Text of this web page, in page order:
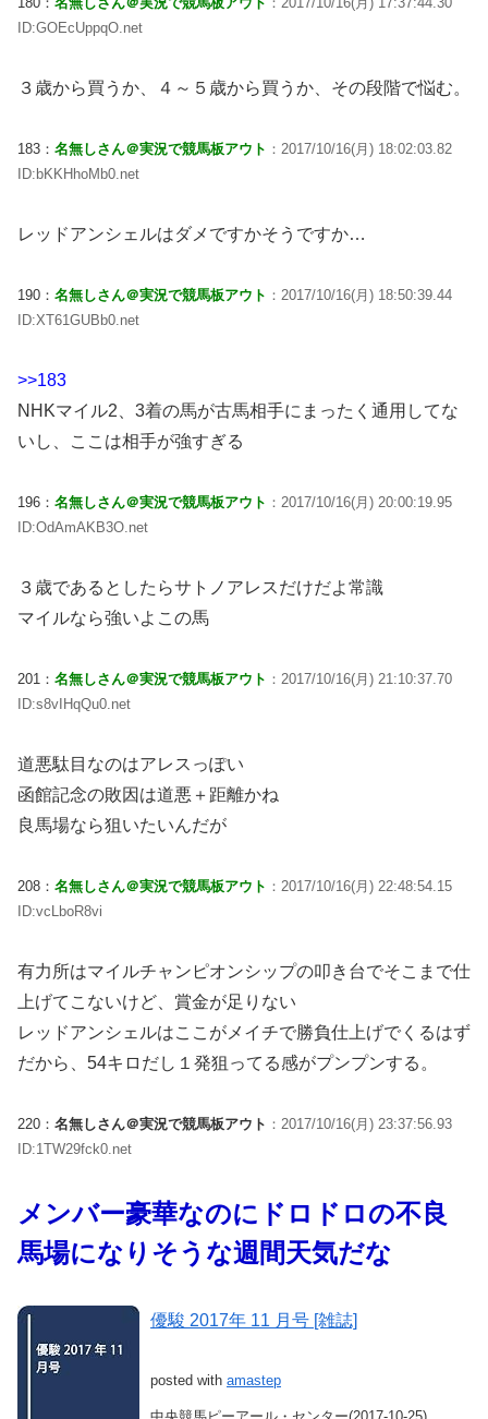
ID:GOEcUppqO.net
３歳から買うか、４～５歳から買うか、その段階で悩む。
183： 名無しさん＠実況で競馬板アウト ：2017/10/16(月) 18:02:03.82
ID:bKKHhoMb0.net
レッドアンシェルはダメですかそうですか…
190： 名無しさん＠実況で競馬板アウト ：2017/10/16(月) 18:50:39.44
ID:XT61GUBb0.net
>>183
NHKマイル2、3着の馬が古馬相手にまったく通用してな
いし、ここは相手が強すぎる
196： 名無しさん＠実況で競馬板アウト ：2017/10/16(月) 20:00:19.95
ID:OdAmAKB3O.net
３歳であるとしたらサトノアレスだけだよ常識
マイルなら強いよこの馬
201： 名無しさん＠実況で競馬板アウト ：2017/10/16(月) 21:10:37.70
ID:s8vIHqQu0.net
道悪駄目なのはアレスっぽい
函館記念の敗因は道悪＋距離かね
良馬場なら狙いたいんだが
208： 名無しさん＠実況で競馬板アウト ：2017/10/16(月) 22:48:54.15
ID:vcLboR8vi
有力所はマイルチャンピオンシップの叩き台でそこまで仕
上げてこないけど、賞金が足りない
レッドアンシェルはここがメイチで勝負仕上げでくるはず
だから、54キロだし１発狙ってる感がプンプンする。
220： 名無しさん＠実況で競馬板アウト ：2017/10/16(月) 23:37:56.93
ID:1TW29fck0.net
メンバー豪華なのにドロドロの不良
馬場になりそうな週間天気だな
優駿 2017年 11 月号 [雑誌]
posted with amastep